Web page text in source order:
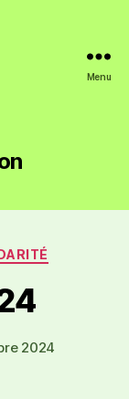
Menu
2024